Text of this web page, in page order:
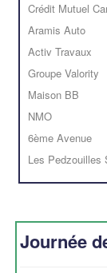
Crédit Mutuel
Aramis Auto
Activ Travaux
Groupe Valority
Maison BB
NMO
6ème Avenue
Les Pedzouilles
Journée